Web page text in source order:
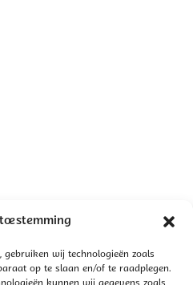
gebruiken wij technologieën zoals
op te slaan en/of te raadplegen.